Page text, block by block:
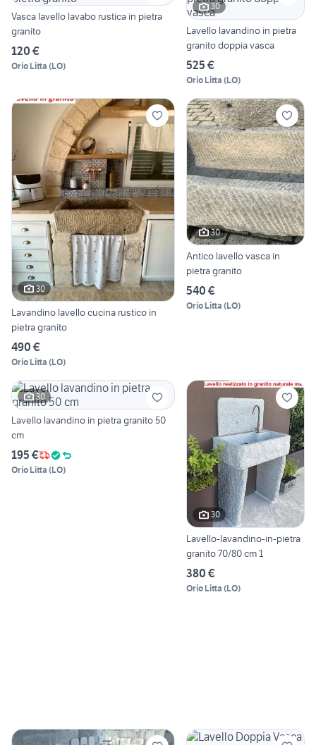
Vasca lavello lavabo rustica in pietra
granito
120 €
Orio Litta (LO)
30
Lavello lavandino in pietra
granito doppia vasca
525 €
Orio Litta (LO)
30
Lavandino lavello cucina rustico in
pietra granito
490 €
Orio Litta (LO)
30
Antico lavello vasca in
pietra granito
540 €
Orio Litta (LO)
30
Lavello lavandino in pietra granito 50
cm
195 €
Orio Litta (LO)
30
Lavello-lavandino-in-pietra
granito 70/80 cm 1
380 €
Orio Litta (LO)